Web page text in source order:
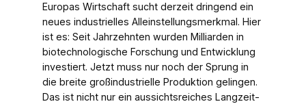
Europas Wirtschaft sucht derzeit dringend ein
neues industrielles Alleinstellungsmerkmal. Hier
ist es: Seit Jahrzehnten wurden Milliarden in
biotechnologische Forschung und Entwicklung
investiert. Jetzt muss nur noch der Sprung in
die breite großindustrielle Produktion gelingen.
Das ist nicht nur ein aussichtsreiches Langzeit-